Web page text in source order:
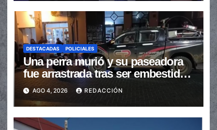
DESTACADAS POLICIALES
Una perra murió y su paseadora
fue arrastrada tras ser embestidas
en la senda peatonal
AGO 4, 2026 REDACCIÓN